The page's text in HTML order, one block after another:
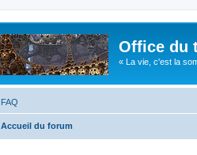
Office du
« La vie, c'est la
FAQ
Accueil du forum